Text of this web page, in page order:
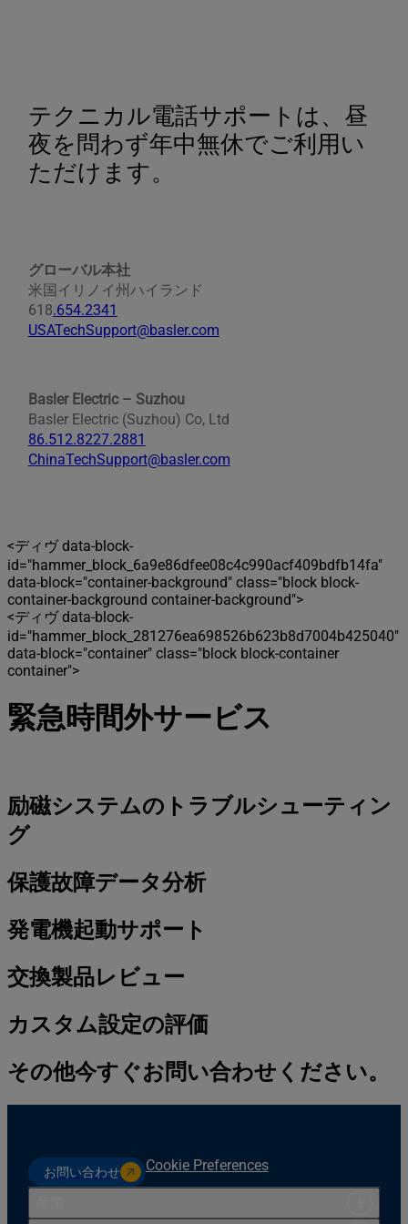
テクニカル電話サポートは、昼
夜を問わず年中無休でご利用い
ただけます。
グローバル本社
米国イリノイ州ハイランド
618.654.2341
USATechSupport@basler.com
Basler Electric – Suzhou
Basler Electric (Suzhou) Co, Ltd
86.512.8227.2881
ChinaTechSupport@basler.com
<ディヴ data-block-
id="hammer_block_6a9e86dfee08c4c990acf409bdfb14fa"
data-block="container-background" class="block block-
container-background container-background">
<ディヴ data-block-
id="hammer_block_281276ea698526b623b8d7004b425040"
data-block="container" class="block block-container
container">
緊急時間外サービス
励磁システムのトラブルシューティン
グ
保護故障データ分析
発電機起動サポート
交換製品レビュー
カスタム設定の評価
その他今すぐお問い合わせください。
お問い合わせ Cookie Preferences